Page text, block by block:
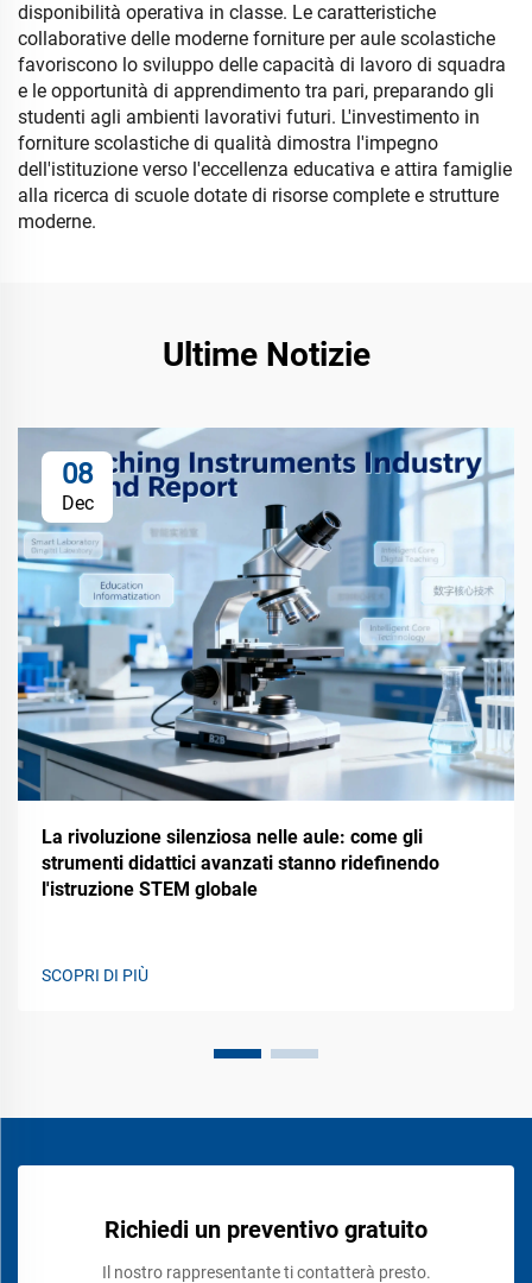
disponibilità operativa in classe. Le caratteristiche
collaborative delle moderne forniture per aule scolastiche
favoriscono lo sviluppo delle capacità di lavoro di squadra
e le opportunità di apprendimento tra pari, preparando gli
studenti agli ambienti lavorativi futuri. L'investimento in
forniture scolastiche di qualità dimostra l'impegno
dell'istituzione verso l'eccellenza educativa e attira famiglie
alla ricerca di scuole dotate di risorse complete e strutture
moderne.
Ultime Notizie
08
Dec
La rivoluzione silenziosa nelle aule: come gli
strumenti didattici avanzati stanno ridefinendo
l'istruzione STEM globale
SCOPRI DI PIÙ
Richiedi un preventivo gratuito
Il nostro rappresentante ti contatterà presto.